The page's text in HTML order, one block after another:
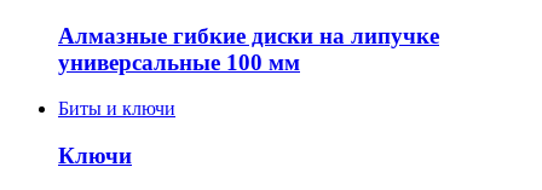
Алмазные гибкие диски на липучке
универсальные 100 мм
Биты и ключи
Ключи